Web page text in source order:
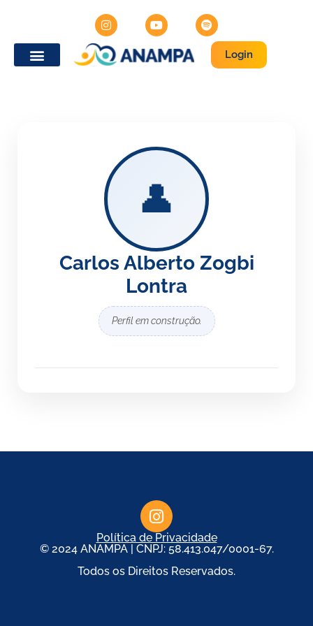
Login
👤
Carlos Alberto Zogbi
Lontra
Perfil em construção.
Política de Privacidade
© 2024 ANAMPA | CNPJ: 58.413.047/0001-67.
Todos os Direitos Reservados.